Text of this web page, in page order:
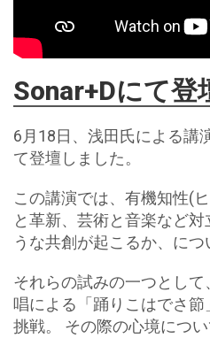
Sonar+Dにて登
6月18日、浅田氏による講
て登壇しました。
この講演では、有機知性(
と革新、芸術と音楽など
うな共創が起こるか、につ
それらの試みの一つとし
唱による「踊りこはでさ
挑戦。 その際の心境につ